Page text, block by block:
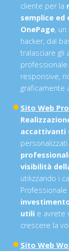
cliente per la
semplice ed
OnePage, un
hacker, dal
tralasciare gli
responsive,
graficamente
Sito Web
accattivanti
visibilità
utilizzando i
Professionale
utili e avrete
crescere la
Sito Web